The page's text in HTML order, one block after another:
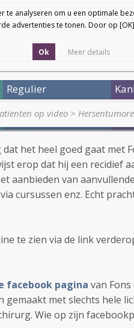
te analyseren om u een optimale
advertenties te tonen. Door op
Ok Meer details
Regulier
op video >
het heel goed gaat met
erop dat hij een recidief
aanbieden van aanvullende
cursussen enz. Echt
te zien via de link
facebook pagina van
gemaakt met slechts hele
Wie op zijn